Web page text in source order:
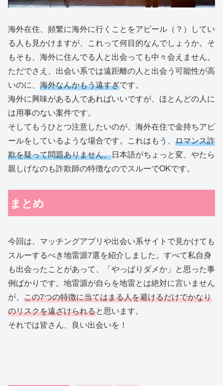
海外在住、頻繁に海外に行くことをアピール（？）してい
る人も見かけますが、これって何目的なんでしょうか。そ
もそも、海外に住んでる人と出会っても中々会えません。
ただでさえ、出会い系では遠距離の人と出会う可能性が高
いのに、 海外なんかもう遠すぎです。
海外に興味がある人であればいいですが、ほとんどの人に
は用事のない案件です。
そしてもうひとつ注意したいのが、海外在住で金持ちアピ
ールをしているような場合です。これはもう、 ロマンス詐
欺を疑って問題ありません。日本語がちょっと変、やたら
親しげなのも詐欺師の特徴なのでスルーでOKです。
まとめ
今回は、マッチングアプリや出会い系サイトで見かけても
スルーするべき地雷源7選を紹介しました。すべて私自身
も出会ったことがあって、「やっぱりダメか」と思った事
例ばかりです。地雷源が自らを地雷とは絶対に言いません
が、 この7つの特徴に当てはまる人を避けるだけでかなり
のリスクを遠ざけられると思います。
それでは皆さん、良い出会いを！